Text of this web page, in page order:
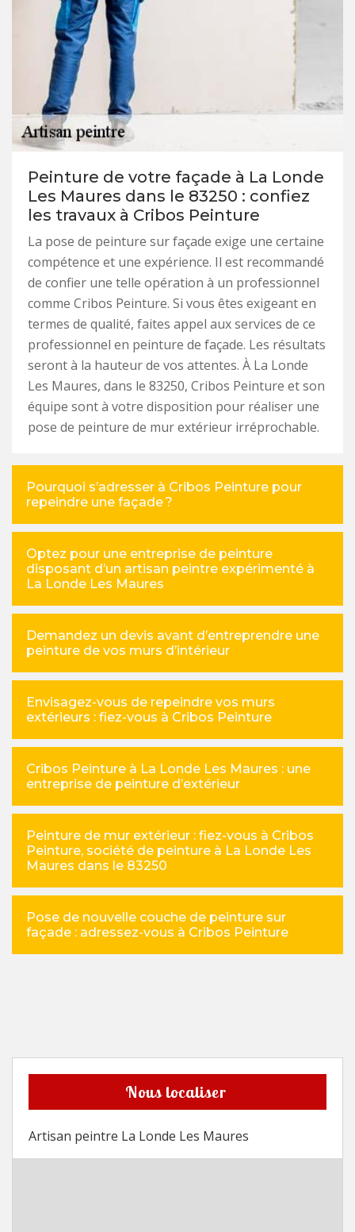
Peinture de votre façade à La Londe
Les Maures dans le 83250 : confiez
les travaux à Cribos Peinture
La pose de peinture sur façade exige une certaine
compétence et une expérience. Il est recommandé
de confier une telle opération à un professionnel
comme Cribos Peinture. Si vous êtes exigeant en
termes de qualité, faites appel aux services de ce
professionnel en peinture de façade. Les résultats
seront à la hauteur de vos attentes. À La Londe
Les Maures, dans le 83250, Cribos Peinture et son
équipe sont à votre disposition pour réaliser une
pose de peinture de mur extérieur irréprochable.
Pourquoi s’adresser à Cribos Peinture pour
repeindre une façade ?
Optez pour une entreprise de peinture
disposant d’un artisan peintre expérimenté à
La Londe Les Maures
Demandez un devis avant d’entreprendre une
peinture de vos murs d’intérieur
Envisagez-vous de repeindre vos murs
extérieurs : fiez-vous à Cribos Peinture
Cribos Peinture à La Londe Les Maures : une
entreprise de peinture d’extérieur
Peinture de mur extérieur : fiez-vous à Cribos
Peinture, société de peinture à La Londe Les
Maures dans le 83250
Pose de nouvelle couche de peinture sur
façade : adressez-vous à Cribos Peinture
Nous localiser
Artisan peintre La Londe Les Maures